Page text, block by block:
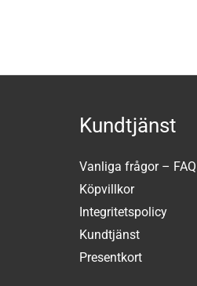
Kundtjänst
Vanliga frågor – FAQ
Köpvillkor
Integritetspolicy
Kundtjänst
Presentkort